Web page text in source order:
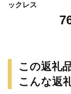
ックレス
この返礼
こんな返